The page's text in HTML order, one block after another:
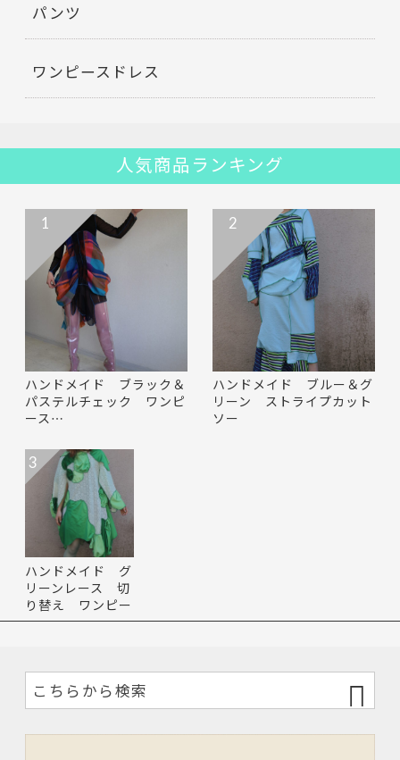
パンツ
ワンピースドレス
人気商品ランキング
ハンドメイド ブラック＆
パステルチェック ワンピ
ース…
1
ハンドメイド ブルー＆グ
リーン ストライプカット
ソー
2
ハンドメイド グ
リーンレース 切
り替え ワンピー
ス
3